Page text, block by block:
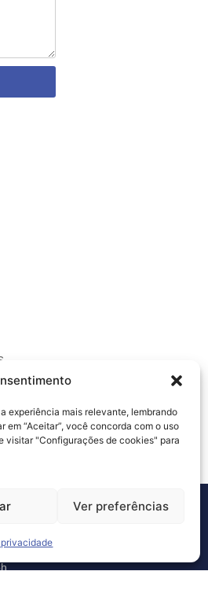
experiência mais relevante, lembrando
“Aceitar”, você concorda com o uso
visitar "Configurações de cookies" para
Ver preferências